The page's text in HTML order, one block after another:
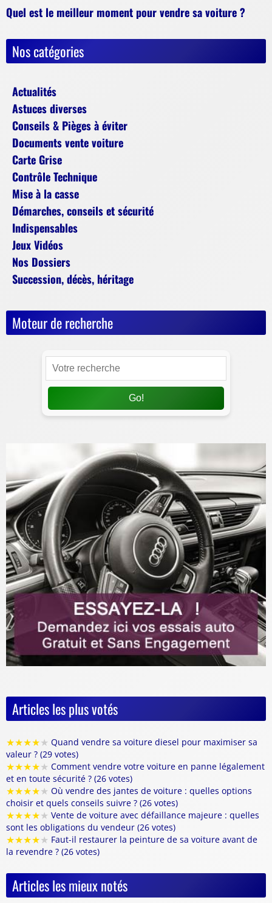
Quel est le meilleur moment pour vendre sa voiture ?
Nos catégories
Actualités
Astuces diverses
Conseils & Pièges à éviter
Documents vente voiture
Carte Grise
Contrôle Technique
Mise à la casse
Démarches, conseils et sécurité
Indispensables
Jeux Vidéos
Nos Dossiers
Succession, décès, héritage
Moteur de recherche
Go!
Articles les plus votés
★★★★★ Quand vendre sa voiture diesel pour maximiser sa
valeur ? (29 votes)
★★★★★ Comment vendre votre voiture en panne légalement
et en toute sécurité ? (26 votes)
★★★★★ Où vendre des jantes de voiture : quelles options
choisir et quels conseils suivre ? (26 votes)
★★★★★ Vente de voiture avec défaillance majeure : quelles
sont les obligations du vendeur (26 votes)
★★★★★ Faut-il restaurer la peinture de sa voiture avant de
la revendre ? (26 votes)
Articles les mieux notés